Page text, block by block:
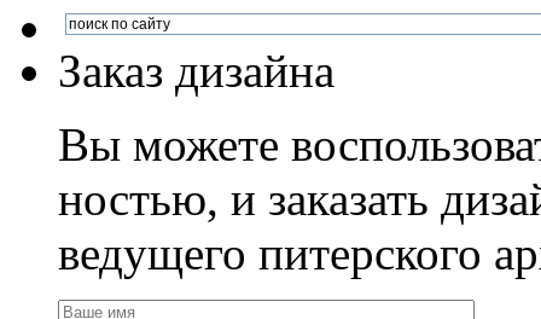
Заказ дизайна
Вы можете
ностью, и заказать
ведущего питерского